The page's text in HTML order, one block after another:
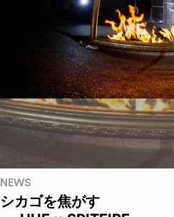
NEWS
シカゴを焦がす